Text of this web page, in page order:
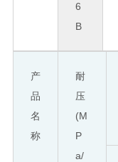
6
B
产
品
名
称
耐
压
(M
P
a/